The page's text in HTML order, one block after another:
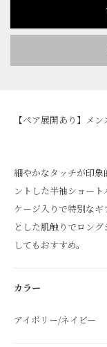
【ペア展開あり】メ
細やかなタッチが印
ントした半袖ショー
ケージ入りで特別な
とした肌触りでロン
してもおすすめ。
カラー
アイボリー/ネイビー